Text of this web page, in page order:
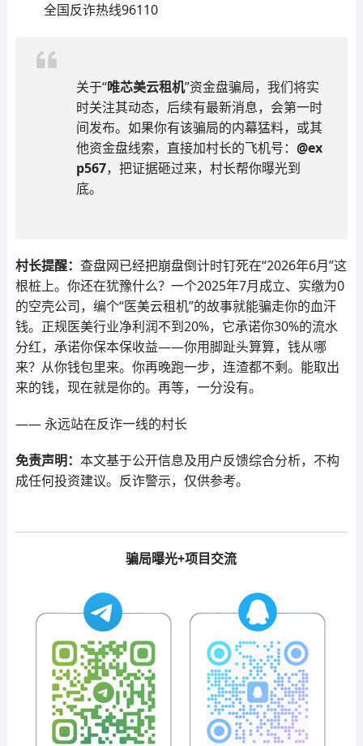
全国反诈热线96110
关于“唯芯美云租机”资金盘骗局，我们将实
时关注其动态，后续有最新消息，会第一时
间发布。如果你有该骗局的内幕猛料，或其
他资金盘线索，直接加村长的飞机号： @ex
p567，把证据砸过来，村长帮你曝光到
底。
村长提醒： 查盘网已经把崩盘倒计时钉死在“2026年6月”这
根桩上。你还在犹豫什么？一个2025年7月成立、实缴为0
的空壳公司，编个“医美云租机”的故事就能骗走你的血汗
钱。正规医美行业净利润不到20%，它承诺你30%的流水
分红，承诺你保本保收益——你用脚趾头算算，钱从哪
来？从你钱包里来。你再晚跑一步，连渣都不剩。能取出
来的钱，现在就是你的。再等，一分没有。
—— 永远站在反诈一线的村长
免责声明： 本文基于公开信息及用户反馈综合分析，不构
成任何投资建议。反诈警示，仅供参考。
骗局曝光+项目交流